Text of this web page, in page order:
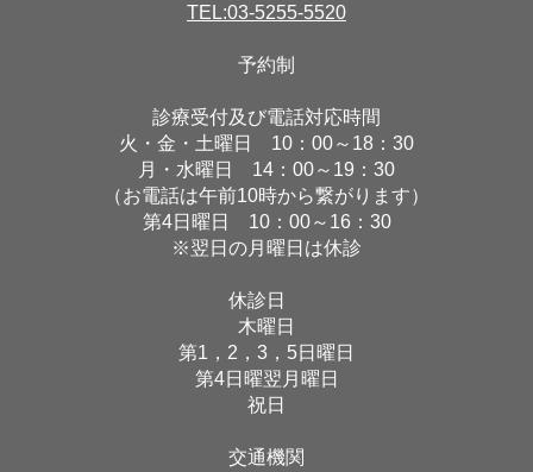
TEL:03-5255-5520
予約制
診療受付及び電話対応時間
火・金・土曜日 10：00～18：30
月・水曜日 14：00～19：30
（お電話は午前10時から繋がります）
第4日曜日 10：00～16：30
※翌日の月曜日は休診
休診日
木曜日
第1，2，3，5日曜日
第4日曜翌月曜日
祝日
交通機関